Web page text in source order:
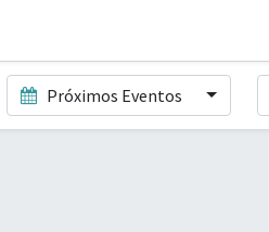
Próximos Eventos